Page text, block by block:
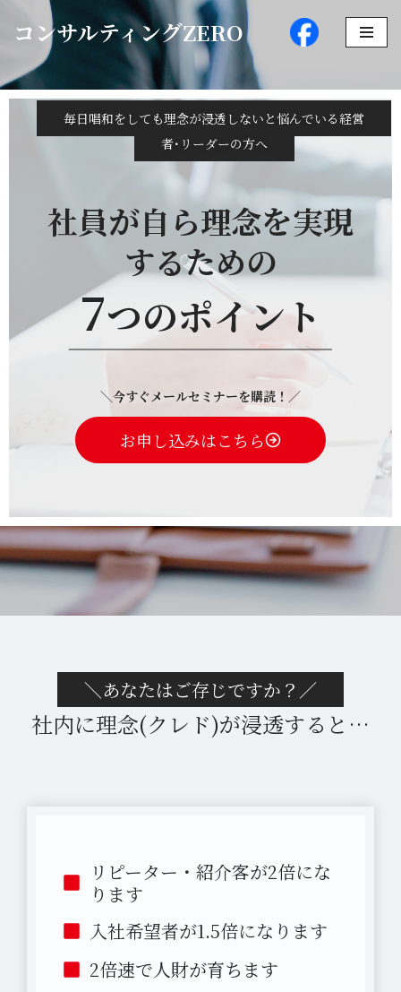
ン
テ
コンサルティングZERO
毎日唱和をしても理念が浸透しないと悩んでいる経営
者･リーダーの方へ
社員が自ら理念を実現
するための
7つのポイント
＼今すぐメールセミナーを購読！／
お申し込みはこちら
＼あなたはご存じですか？／
社内に理念(クレド)が浸透すると…
リピーター・紹介客が2倍にな
ります
入社希望者が1.5倍になります
2倍速で人財が育ちます